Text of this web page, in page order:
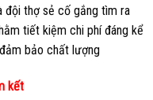
đội thợ sẻ cố gắng tìm ra
tiết kiệm chi phí đáng kể
bảo chất lượng
kết